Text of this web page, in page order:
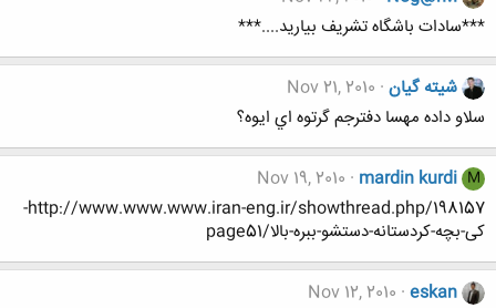
***سادات باشگاه تشریف بیارید....***
شيته گيان Nov 21, 2010
سلاو داده مهسا دفترجم گرتوه اي ايوه؟
M
mardin kurdi
Nov 19, 2010
http://www.www.www.iran-eng.ir/showthread.php/198157-
کی-بچه-کردستانه-دستشو-ببره-بالا/page51
eskan
Nov 12, 2010